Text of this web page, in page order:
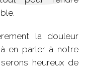
la douleur
à en parler à notre
heureux de